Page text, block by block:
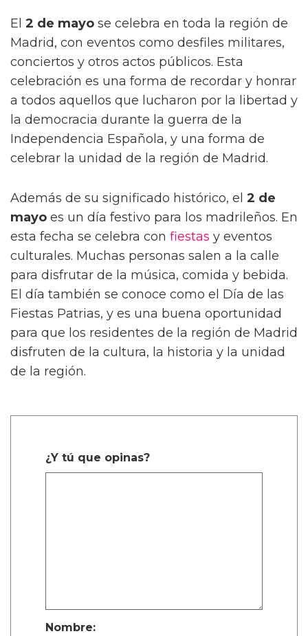
El 2 de mayo se celebra en toda la región de
Madrid, con eventos como desfiles militares,
conciertos y otros actos públicos. Esta
celebración es una forma de recordar y honrar
a todos aquellos que lucharon por la libertad y
la democracia durante la guerra de la
Independencia Española, y una forma de
celebrar la unidad de la región de Madrid.
Además de su significado histórico, el 2 de
mayo es un día festivo para los madrileños. En
esta fecha se celebra con fiestas y eventos
culturales. Muchas personas salen a la calle
para disfrutar de la música, comida y bebida.
El día también se conoce como el Día de las
Fiestas Patrias, y es una buena oportunidad
para que los residentes de la región de Madrid
disfruten de la cultura, la historia y la unidad
de la región.
¿Y tú que opinas?
Nombre: